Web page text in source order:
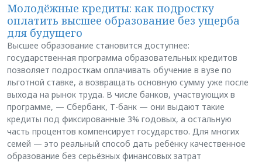
Молодёжные кредиты: как подростку
оплатить высшее образование без ущерба
для будущего
Высшее образование становится доступнее:
государственная программа образовательных кредитов
позволяет подросткам оплачивать обучение в вузе по
льготной ставке, а возвращать основную сумму уже после
выхода на рынок труда. В числе банков, участвующих в
программе, — Сбербанк, Т-банк — они выдают такие
кредиты под фиксированные 3% годовых, а остальную
часть процентов компенсирует государство. Для многих
семей — это реальный способ дать ребёнку качественное
образование без серьёзных финансовых затрат